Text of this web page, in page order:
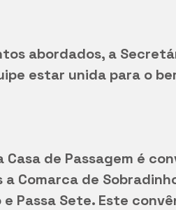
abordados, a
estar unida para o
de Passagem é
Comarca de
e Passa Sete. Este